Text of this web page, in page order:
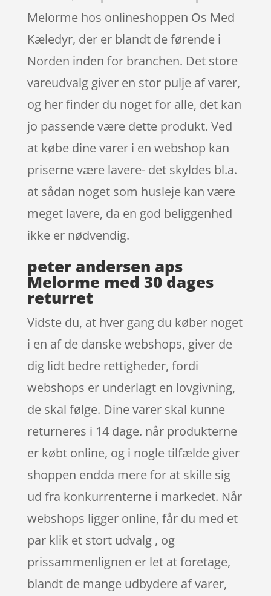
Melorme hos onlineshoppen Os Med
Kæledyr, der er blandt de førende i
Norden inden for branchen. Det store
vareudvalg giver en stor pulje af varer,
og her finder du noget for alle, det kan
jo passende være dette produkt. Ved
at købe dine varer i en webshop kan
priserne være lavere- det skyldes bl.a.
at sådan noget som husleje kan være
meget lavere, da en god beliggenhed
ikke er nødvendig.
peter andersen aps
Melorme med 30 dages
returret
Vidste du, at hver gang du køber noget
i en af de danske webshops, giver de
dig lidt bedre rettigheder, fordi
webshops er underlagt en lovgivning,
de skal følge. Dine varer skal kunne
returneres i 14 dage. når produkterne
er købt online, og i nogle tilfælde giver
shoppen endda mere for at skille sig
ud fra konkurrenterne i markedet. Når
webshops ligger online, får du med et
par klik et stort udvalg , og
prissammenlignen er let at foretage,
blandt de mange udbydere af varer,